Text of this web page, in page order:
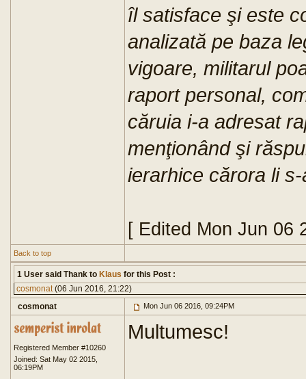
îl satisface şi este
analizată pe baza
vigoare, militarul
raport personal,
căruia i-a adresat
menţionând şi
ierarhice cărora li
[ Edited Mon Jun 06
Back to top
1 User said Thank to Klaus for this Post :
cosmonat(06 Jun 2016, 21:22)
cosmonat
Mon Jun 06 2016, 09:24PM
Registered Member #10260
Joined: Sat May 02 2015,
06:19PM
Multumesc!